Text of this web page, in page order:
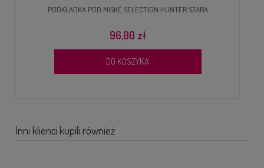
PODKŁADKA POD MISKĘ SELECTION HUNTER SZARA
96,00 zł
DO KOSZYKA
Inni klienci kupili również